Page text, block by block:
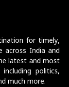
for timely,
across India and
latest and most
politics,
much more.